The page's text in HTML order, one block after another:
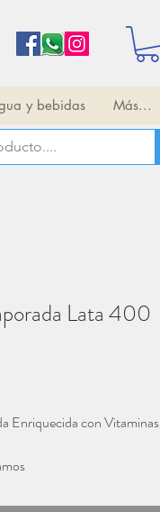
y bebidas Más...
Lata 400
Enriquecida con Vitaminas